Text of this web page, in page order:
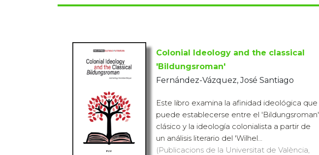
Colonial Ideology and the classical
'Bildungsroman'
Fernández-Vázquez, José Santiago
Este libro examina la afinidad ideológica que
puede establecerse entre el 'Bildungsroman'
clásico y la ideología colonialista a partir de
un análisis literario del 'Wilhel...
(Publicacions de la Universitat de València,